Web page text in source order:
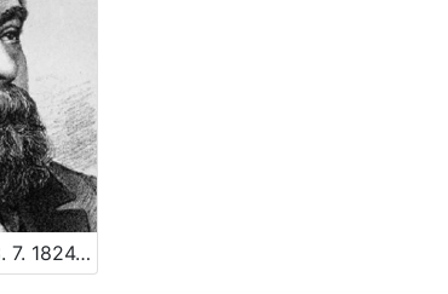
Albrecht, Dragutin (23. 7. 1824. – 26. 2. 1887.)